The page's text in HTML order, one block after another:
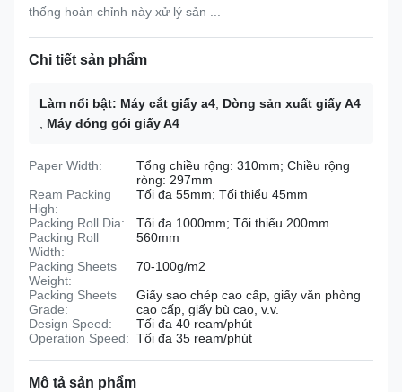
thống hoàn chỉnh này xử lý sản ...
Chi tiết sản phẩm
Làm nổi bật: Máy cắt giấy a4 Dòng sản xuất giấy A4
Máy đóng gói giấy A4
Paper Width:
Tổng chiều rộng: 310mm; Chiều rộng
ròng: 297mm
Ream Packing
High:
Tối đa 55mm; Tối thiểu 45mm
Packing Roll Dia:
Tối đa.1000mm; Tối thiểu.200mm
Packing Roll
Width:
560mm
Packing Sheets
Weight:
70-100g/m2
Packing Sheets
Grade:
Giấy sao chép cao cấp, giấy văn phòng
cao cấp, giấy bù cao, v.v.
Design Speed:
Tối đa 40 ream/phút
Operation Speed: Tối đa 35 ream/phút
Mô tả sản phẩm